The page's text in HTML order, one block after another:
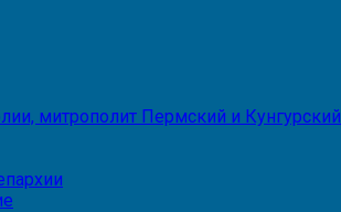
митрополит Пермский и Кунгурский